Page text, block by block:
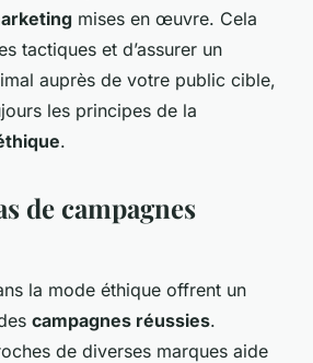
mises en œuvre. Cela
tactiques et d’assurer un
auprès de votre public cible,
les principes de la
.
de campagnes
la mode éthique offrent un
campagnes réussies.
de diverses marques aide